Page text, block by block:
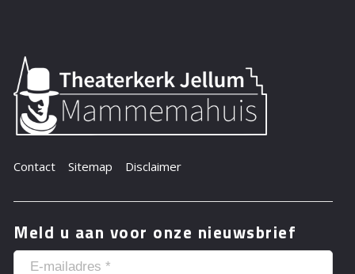
Contact Sitemap Disclaimer
Meld u aan voor onze nieuwsbrief